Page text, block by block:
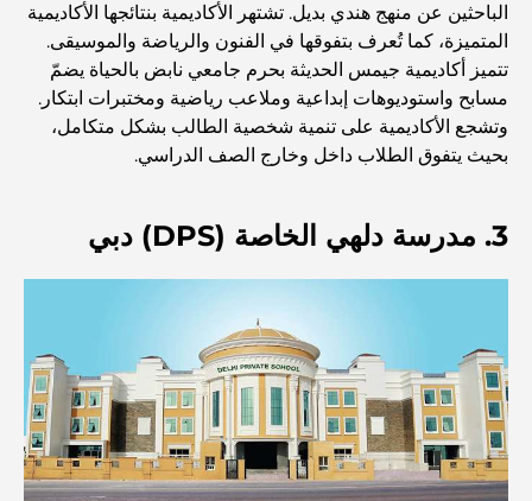
اكتشف ممشى نخلة جميرا: جولة بين الفخامة والإطلالات الخلابة
أفضل المناطق للسكن في دبي مع العائلة: اكتشف أفضل
الخيارات
أفضل أماكن الإفطار في دبي: أفضل 7 أماكن لا تُضاهى لتجربة
إفطار رمضاني لا يُنسى
المقاهي في منطقة الخليج التجاري: مزيج مثالي من القهوة
والمجتمع
الباحثين عن منهج هندي بديل. تشتهر الأكاديمية بنتائجها الأكاديمية
المتميزة، كما تُعرف بتفوقها في الفنون والرياضة والموسيقى.
تتميز أكاديمية جيمس الحديثة بحرم جامعي نابض بالحياة يضمّ
مسابح واستوديوهات إبداعية وملاعب رياضية ومختبرات ابتكار.
وتشجع الأكاديمية على تنمية شخصية الطالب بشكل متكامل،
بحيث يتفوق الطلاب داخل وخارج الصف الدراسي.
3. مدرسة دلهي الخاصة (DPS) دبي